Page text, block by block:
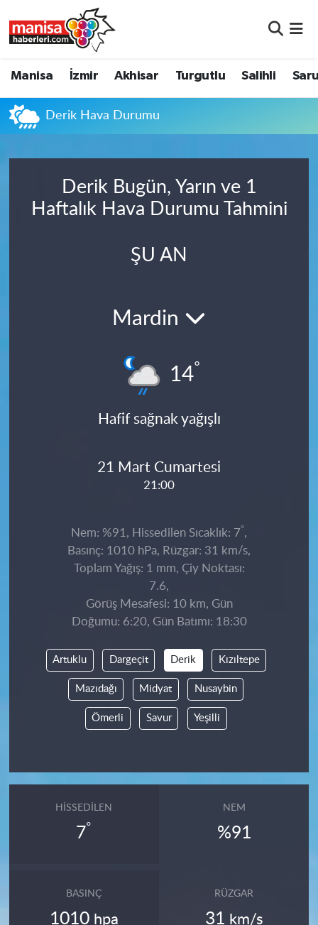
Manisa İzmir Akhisar Turgutlu Salihli
Derik Hava Durumu
Derik Bugün, Yarın ve 1
Haftalık Hava Durumu Tahmini
ŞU AN
Mardin
14°
Hafif sağnak yağışlı
21 Mart Cumartesi
21:00
Nem: %91, Hissedilen Sıcaklık: 7°,
Basınç: 1010 hPa, Rüzgar: 31 km/s,
Toplam Yağış: 1 mm, Çiy Noktası:
7.6,
Görüş Mesafesi: 10 km, Gün
Doğumu: 6:20, Gün Batımı: 18:30
Artuklu Dargeçit Derik Kızıltepe
Mazıdağı Midyat Nusaybin
Ömerli Savur Yeşilli
HISSEDILEN
7°
NEM
%91
BASINÇ
1010 hpa
RÜZGAR
31 km/s
Akhisar
Turgutlu
Salihli
Manisa Nöbetçi Eczaneler
Manisa Namaz Vakitleri
Manisa Trafik Yoğunluk Haritası
Süper Lig Puan Durumu ve Fikstür